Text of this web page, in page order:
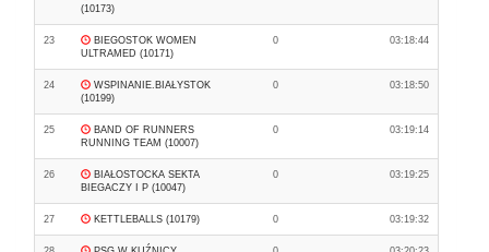
(10173)
23
BIEGOSTOK WOMEN
ULTRAMED (10171)
0 03:18:44
24
WSPINANIE.BIAŁYSTOK
(10199)
0 03:18:50
25
BAND OF RUNNERS
RUNNING TEAM (10007)
0 03:19:14
26
BIAŁOSTOCKA SEKTA
BIEGACZY I P (10047)
0 03:19:25
27 KETTLEBALLS (10179) 0 03:19:32